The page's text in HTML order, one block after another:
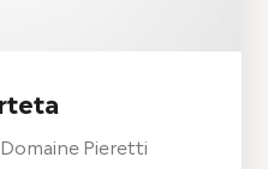
Pieretti